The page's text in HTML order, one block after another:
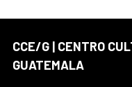
CCE/G | CENTRO
GUATEMALA